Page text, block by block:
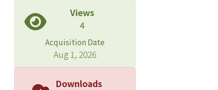
Views
4
Acquisition Date
Aug 1, 2026
Downloads